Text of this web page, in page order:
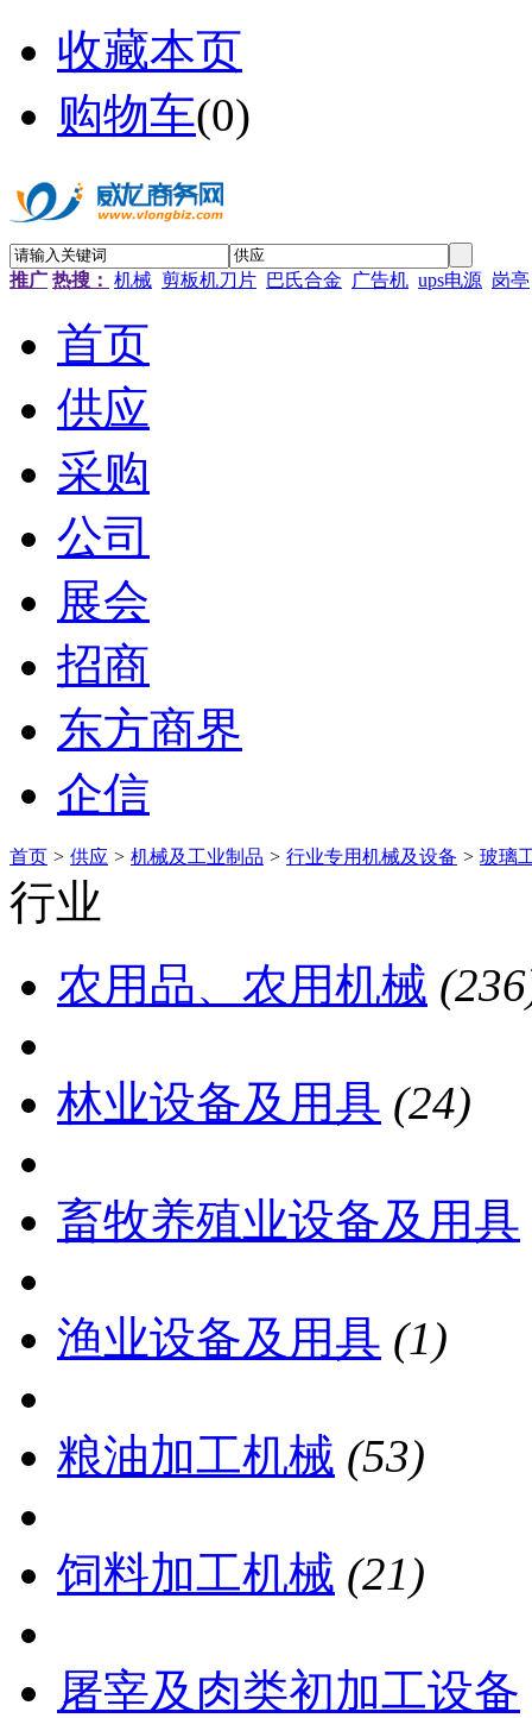
收藏本页
购物车(0)
推广 热搜： 机械 剪板机刀片 巴氏合金 广告机 ups电源 岗亭
首页
供应
采购
公司
展会
招商
东方商界
企信
首页 > 供应 > 机械及工业制品 > 行业专用机械及设备 > 玻璃
行业
农用品、农用机械
林业设备及用具 (24)
畜牧养殖业设备及用具
渔业设备及用具 (1)
粮油加工机械 (53)
饲料加工机械 (21)
屠宰及肉类初加工设备